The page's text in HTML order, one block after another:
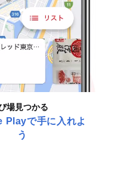
場見つかる